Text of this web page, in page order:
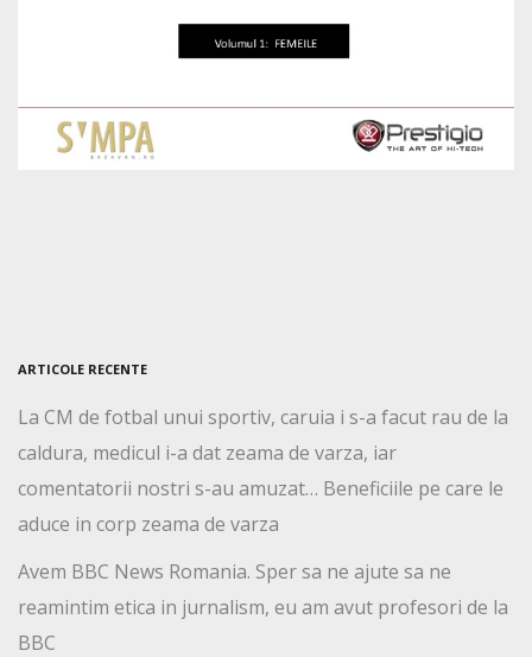
ARTICOLE RECENTE
La CM de fotbal unui sportiv, caruia i s-a facut rau de la
caldura, medicul i-a dat zeama de varza, iar
comentatorii nostri s-au amuzat… Beneficiile pe care le
aduce in corp zeama de varza
Avem BBC News Romania. Sper sa ne ajute sa ne
reamintim etica in jurnalism, eu am avut profesori de la
BBC